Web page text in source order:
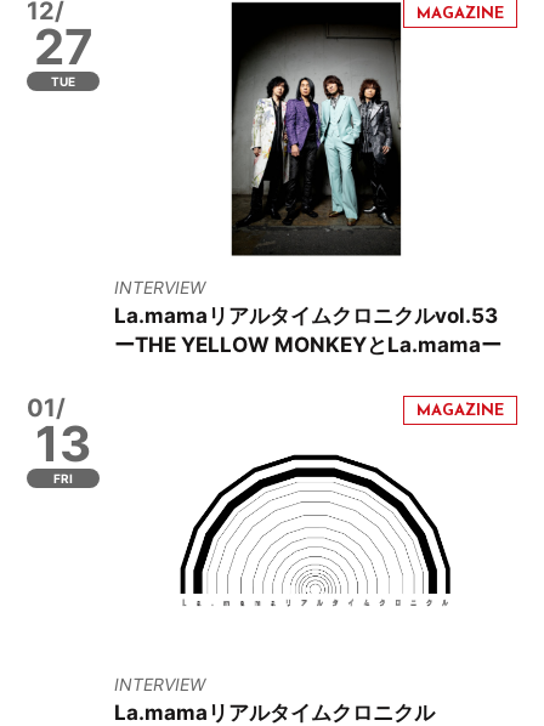
12/
27
TUE
INTERVIEW
La.mamaリアルタイムクロニクルvol.53
ーTHE YELLOW MONKEYとLa.mamaー
01/
13
FRI
INTERVIEW
La.mamaリアルタイムクロニクル